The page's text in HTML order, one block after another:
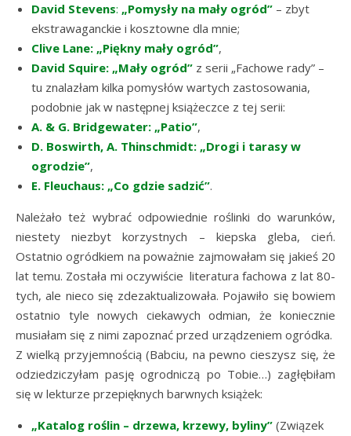
David Stevens: „Pomysły na mały ogród” – zbyt
ekstrawaganckie i kosztowne dla mnie;
Clive Lane: „Piękny mały ogród”,
David Squire: „Mały ogród” z serii „Fachowe rady” –
tu znalazłam kilka pomysłów wartych zastosowania,
podobnie jak w następnej książeczce z tej serii:
A. & G. Bridgewater: „Patio”,
D. Boswirth, A. Thinschmidt: „Drogi i tarasy w
ogrodzie”,
E. Fleuchaus: „Co gdzie sadzić”.
Należało też wybrać odpowiednie roślinki do warunków,
niestety niezbyt korzystnych – kiepska gleba, cień.
Ostatnio ogródkiem na poważnie zajmowałam się jakieś 20
lat temu. Została mi oczywiście literatura fachowa z lat 80-
tych, ale nieco się zdezaktualizowała. Pojawiło się bowiem
ostatnio tyle nowych ciekawych odmian, że koniecznie
musiałam się z nimi zapoznać przed urządzeniem ogródka.
Z wielką przyjemnością (Babciu, na pewno cieszysz się, że
odziedziczyłam pasję ogrodniczą po Tobie…) zagłębiłam
się w lekturze przepięknych barwnych książek:
„Katalog roślin – drzewa, krzewy, byliny” (Związek